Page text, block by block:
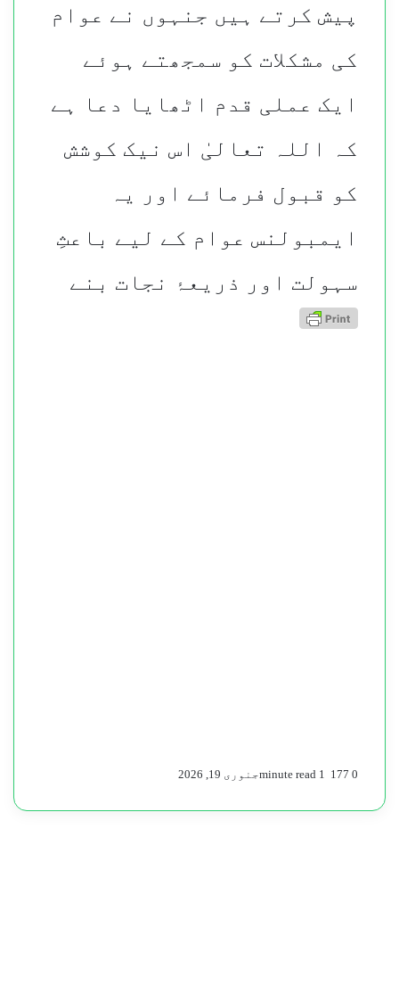
پیش کرتے ہیں جنہوں نے عوام
کی مشکلات کو سمجھتے ہوئے
ایک عملی قدم اٹھایا دعا ہے
کہ اللہ تعالیٰ اس نیک کوشش
کو قبول فرمائے اور یہ
ایمبولنس عوام کے لیے باعثِ
سہولت اور ذریعۂ نجات بنے
جنوری 19, 2026 0